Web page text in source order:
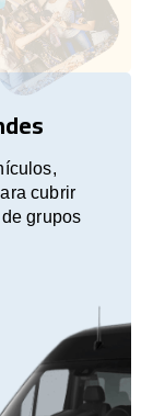
cubrir
grupos